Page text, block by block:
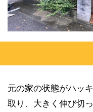
元の家の状態がハッ
取り、大きく伸び切